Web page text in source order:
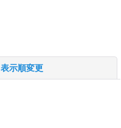
表示順変更